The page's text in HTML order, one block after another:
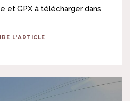
et GPX à télécharger dans
L’ARTICLE